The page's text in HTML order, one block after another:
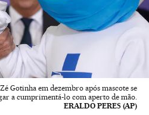
Gotinha em dezembro após mascote se
a cumprimentá-lo com aperto de mão.
ERALDO PERES (AP)